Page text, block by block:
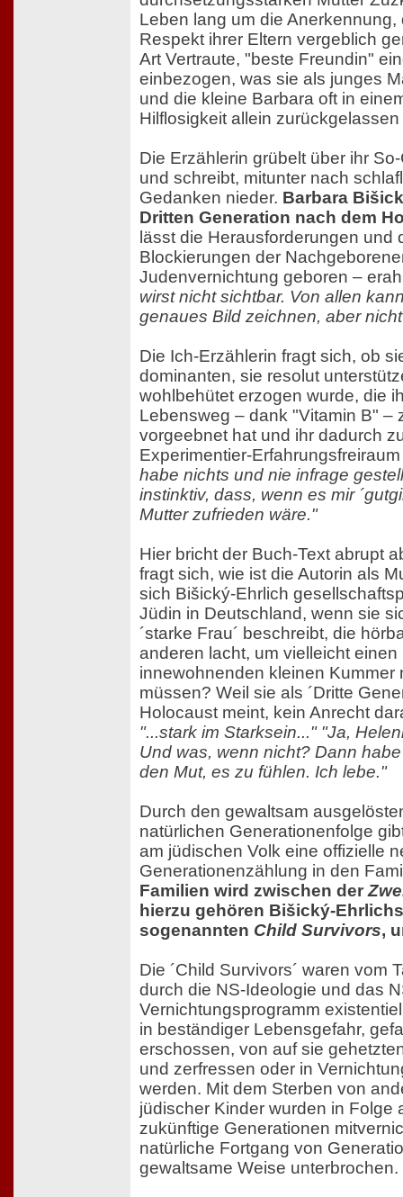
Leben lang um die Anerkennung,
Respekt ihrer Eltern vergeblich
Art Vertraute, "beste Freundin"
einbezogen, was sie als junges
und die kleine Barbara oft in
Hilflosigkeit allein zurückgelassen
Die Erzählerin grübelt über ihr
und schreibt, mitunter nach
Gedanken nieder. Barbara
Dritten Generation nach dem
lässt die Herausforderungen und
Blockierungen der
Judenvernichtung geboren –
wirst nicht sichtbar. Von allen
genaues Bild zeichnen, aber
Die Ich-Erzählerin fragt sich, ob
dominanten, sie resolut
wohlbehütet erzogen wurde, die
Lebensweg – dank "Vitamin B" –
vorgeebnet hat und ihr dadurch
Experimentier-
habe nichts und nie infrage
instinktiv, dass, wenn es mir
Mutter zufrieden wäre."
Hier bricht der Buch-Text abrupt
fragt sich, wie ist die Autorin als
sich Bišický-Ehrlich
Jüdin in Deutschland, wenn sie
´starke Frau´ beschreibt, die
anderen lacht, um vielleicht
innewohnenden kleinen Kummer
müssen? Weil sie als ´Dritte
Holocaust meint, kein Anrecht
"...stark im Starksein..." "Ja,
Und was, wenn nicht? Dann
den Mut, es zu fühlen. Ich lebe."
Durch den gewaltsam
natürlichen Generationenfolge
am jüdischen Volk eine offizielle
Generationenzählung in den
Familien wird zwischen der
hierzu gehören Bišický-
sogenannten Child Survivors,
Die ´Child Survivors´ waren vom
durch die NS-Ideologie und das
Vernichtungsprogramm
in beständiger Lebensgefahr,
erschossen, von auf sie
und zerfressen oder in
werden. Mit dem Sterben von
jüdischer Kinder wurden in Folge
zukünftige Generationen
natürliche Fortgang von
gewaltsame Weise unterbrochen.